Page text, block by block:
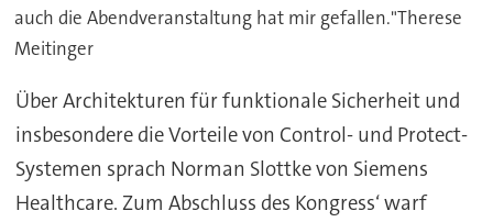
auch die Abendveranstaltung hat mir gefallen."Therese
Meitinger
Über Architekturen für funktionale Sicherheit und
insbesondere die Vorteile von Control- und Protect-
Systemen sprach Norman Slottke von Siemens
Healthcare. Zum Abschluss des Kongress‘ warf